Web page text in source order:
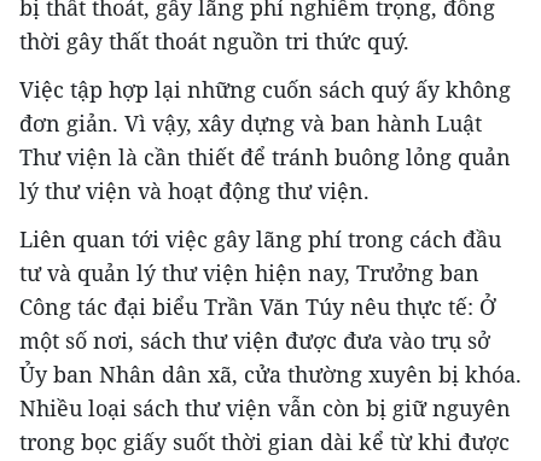
bị thất thoát, gây lãng phí nghiêm trọng, đồng
thời gây thất thoát nguồn tri thức quý.
Việc tập hợp lại những cuốn sách quý ấy không
đơn giản. Vì vậy, xây dựng và ban hành Luật
Thư viện là cần thiết để tránh buông lỏng quản
lý thư viện và hoạt động thư viện.
Liên quan tới việc gây lãng phí trong cách đầu
tư và quản lý thư viện hiện nay, Trưởng ban
Công tác đại biểu Trần Văn Túy nêu thực tế: Ở
một số nơi, sách thư viện được đưa vào trụ sở
Ủy ban Nhân dân xã, cửa thường xuyên bị khóa.
Nhiều loại sách thư viện vẫn còn bị giữ nguyên
trong bọc giấy suốt thời gian dài kể từ khi được